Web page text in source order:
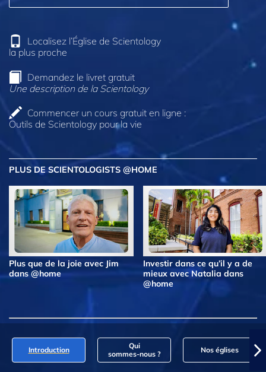
Localisez l’Église de Scientology
la plus proche
Demandez le livret gratuit
Une description de la Scientology
Commencer un cours gratuit en ligne :
Outils de Scientology pour la vie
PLUS DE SCIENTOLOGISTS @HOME
Plus que de la joie avec Jim
dans @home
Investir dans ce qu’il y a de
mieux avec Natalia dans
@home
Introduction
Qui
sommes‑nous ?
Nos églises